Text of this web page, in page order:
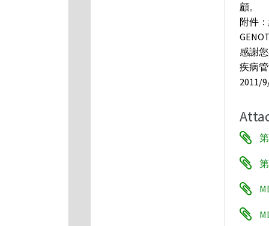
顧。
附件
感謝
疾病
2011/